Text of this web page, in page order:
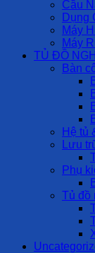
Cầu
Dụng
Máy
Máy
TỦ ĐỒ
Bàn
Hệ tủ
Lưu
Phụ
Tủ đồ